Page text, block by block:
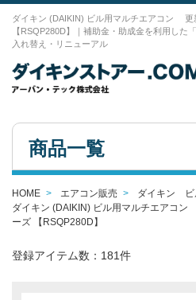
ダイキン (DAIKIN) ビル用マルチエアコン 更
【RSQP280D】｜補助金・助成金を利用した
入れ替え・リニューアル
商品一覧
HOME エアコン販売
ダイキン ビ
ダイキン (DAIKIN) ビル用マルチエアコ
ーズ 【RSQP280D】
登録アイテム数：181件